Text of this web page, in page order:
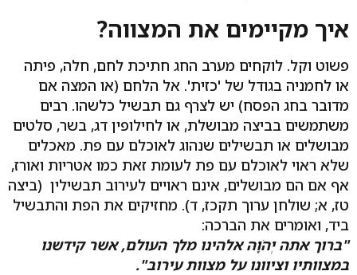
איך מקיימים את המצווה?
פשוט וקל. לוקחים מערב החג חתיכת לחם, חלה, פיתה
או לחמניה בגודל של 'כזית'. אל הלחם (או המצה אם
מדובר בחג הפסח) יש לצרף גם תבשיל כלשהו. רבים
משתמשים בביצה מבושלת, או לחילופין דג, בשר, סלטים
מבושלים או תבשילים שנהוג לאוכלם עם פת. מאכלים
שלא ראוי לאוכלם עם פת לעומת זאת כמו אטריות ואורז,
אף אם הם מבושלים, אינם ראויים לעירוב תבשילין (ביצה
טז, א; שולחן ערוך תקכז, ד). מחזיקים את הפת והתבשיל
ביד, ואומרים את הברכה:
"ברוך אתה יְהֹוָה אלהינו מלך העולם, אשר קידשנו
במצוותיו וציוונו על מצוות עירוב".